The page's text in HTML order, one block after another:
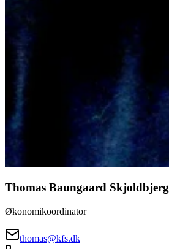
Thomas Baungaard Skjoldbjerg
Økonomikoordinator
thomas@kfs.dk